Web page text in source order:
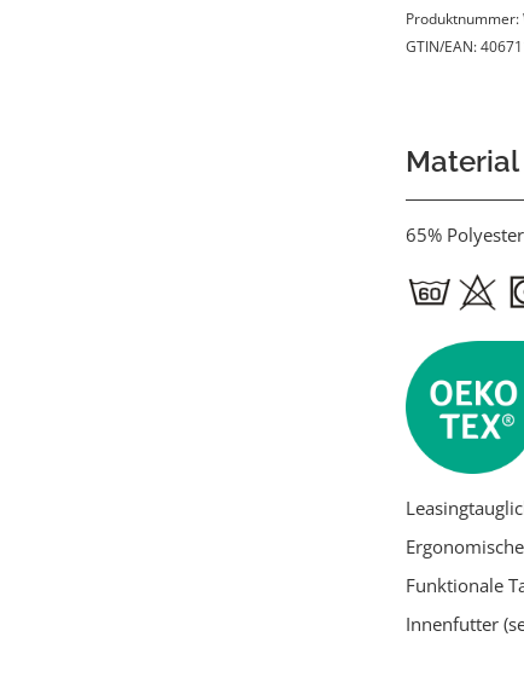
Produktnummer:
GTIN/EAN:
65%
Funktionale
Innenfutter